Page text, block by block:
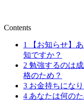
Contents
1
【お知らせ】
知ですか？
2 勉強するのは
格のため？
3 お金持ちにな
4 あなたは何の